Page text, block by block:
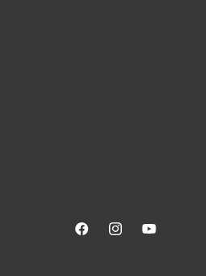
FacebookInstagramYouTube